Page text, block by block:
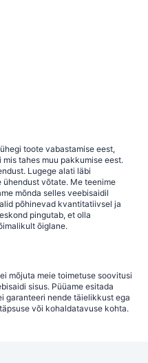
toote vabastamise eest,
tahes muu pakkumise eest.
Lugege alati läbi
võtate. Me teenime
mõnda selles veebisaidil
põhinevad kvantitatiivsel ja
pingutab, et olla
õiglane.
mõjuta meie toimetuse soovitusi
sisus. Püüame esitada
garanteeri nende täielikkust ega
või kohaldatavuse kohta.